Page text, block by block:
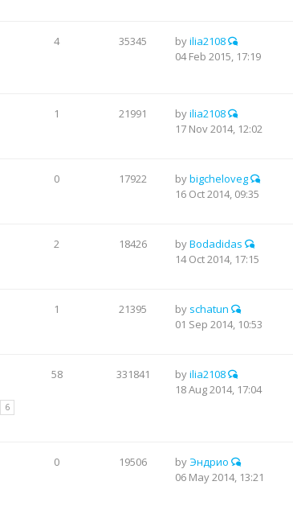
4 35345 byilia2108
04 Feb 2015, 17:19
1 21991 byilia2108
17 Nov 2014, 12:02
0 17922 bybigcheloveg
16 Oct 2014, 09:35
2 18426 byBodadidas
14 Oct 2014, 17:15
1 21395 by schatun
01 Sep 2014, 10:53
6
58 331841 byilia2108
18 Aug 2014, 17:04
0 19506 byЭндрио
06 May 2014, 13:21